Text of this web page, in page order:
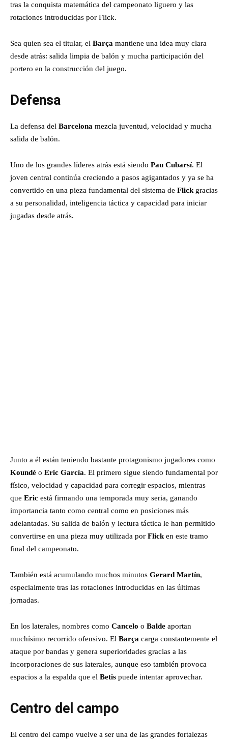
tras la conquista matemática del campeonato liguero y las
rotaciones introducidas por Flick.
Sea quien sea el titular, el Barça mantiene una idea muy clara
desde atrás: salida limpia de balón y mucha participación del
portero en la construcción del juego.
Defensa
La defensa del Barcelona mezcla juventud, velocidad y mucha
salida de balón.
Uno de los grandes líderes atrás está siendo Pau Cubarsí. El
joven central continúa creciendo a pasos agigantados y ya se ha
convertido en una pieza fundamental del sistema de Flickgracias
a su personalidad, inteligencia táctica y capacidad para iniciar
jugadas desde atrás.
Junto a él están teniendo bastante protagonismo jugadores como
Koundé o Eric García. El primero sigue siendo fundamental por
físico, velocidad y capacidad para corregir espacios, mientras
que Eric está firmando una temporada muy seria, ganando
importancia tanto como central como en posiciones más
adelantadas. Su salida de balón y lectura táctica le han permitido
convertirse en una pieza muy utilizada por Flicken este tramo
final del campeonato.
También está acumulando muchos minutos Gerard Martín,
especialmente tras las rotaciones introducidas en las últimas
jornadas.
En los laterales, nombres como Cancelo o Balde aportan
muchísimo recorrido ofensivo. El Barça carga constantemente el
ataque por bandas y genera superioridades gracias a las
incorporaciones de sus laterales, aunque eso también provoca
espacios a la espalda que el Betis puede intentar aprovechar.
Centro del campo
El centro del campo vuelve a ser una de las grandes fortalezas